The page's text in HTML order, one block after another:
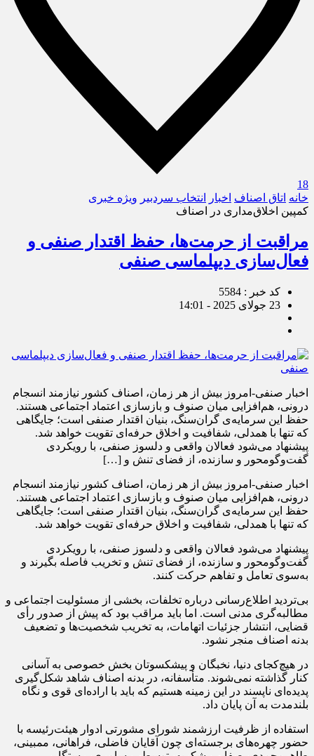
18
خانه اتاق اصناف اخبار انتخاب سردبیر ویژه خبری
کمپین اخلاق‌مداری در اصناف
مراقبت از حرمت‌ها، حفظ اقتدار صنفی و
فعال‌سازی دیپلماسی صنفی
کد خبر : 5584
23 جولای 2025 - 14:01
اخبار صنفی-امروز بیش از هر زمان، اصناف کشور نیازمند انسجام
درونی، هم‌افزایی میان صنوف و بازسازی اعتماد اجتماعی هستند.
حفظ این سرمایه‌ی گران‌سنگ، بنیان اقتدار صنفی است؛ جایگاهی
که تنها با همدلی، شفافیت و اخلاق حرفه‌ای تقویت خواهد شد.
پیشنهاد می‌شود فعالان واقعی و دلسوز صنفی، با رویکردی
گفت‌وگومحور و سازنده، از فضای تنش و […]
اخبار صنفی-امروز بیش از هر زمان، اصناف کشور نیازمند انسجام
درونی، هم‌افزایی میان صنوف و بازسازی اعتماد اجتماعی هستند.
حفظ این سرمایه‌ی گران‌سنگ، بنیان اقتدار صنفی است؛ جایگاهی
که تنها با همدلی، شفافیت و اخلاق حرفه‌ای تقویت خواهد شد.
پیشنهاد می‌شود فعالان واقعی و دلسوز صنفی، با رویکردی
گفت‌وگومحور و سازنده، از فضای تنش و تخریب فاصله بگیرند و
به‌سوی تعامل و تفاهم حرکت کنند.
بی‌تردید اطلاع‌رسانی درباره تخلفات، بخشی از مسئولیت اجتماعی و
مطالبه‌گری مدنی است. اما باید مراقب بود که پیش از صدور رأی
قضایی، انتشار جزئیات اتهامات، به تخریب شخصیت‌ها و تضعیف
بدنه اصناف منجر نشود.
در هیچ‌کجای دنیا، نخبگان و پیشکسوتان بخش خصوصی به آسانی
کنار گذاشته نمی‌شوند. متأسفانه، در بدنه اصناف شاهد شکل‌گیری
پدیده‌ای ناپسند در این زمینه هستیم که باید با اراده‌ای قوی و نگاه
بلندمدت به آن پایان داد.
استفاده از ظرفیت ارزشمند شورای مشورتی ادوار هیئت‌رئیسه با
حضور چهره‌های برجسته‌ای چون آقایان فاضلی، فراهانی، ممبینی،